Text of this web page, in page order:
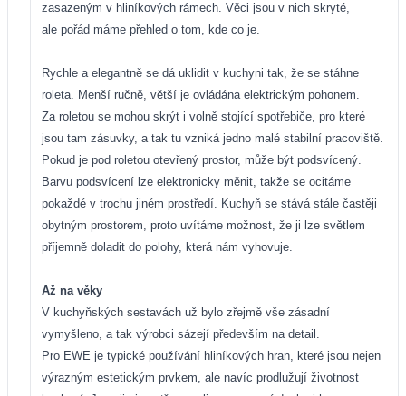
zasazeným v hliníkových rámech. Věci jsou v nich skryté,
ale pořád máme přehled o tom, kde co je.
Rychle a elegantně se dá uklidit v kuchyni tak, že se stáhne
roleta. Menší ručně, větší je ovládána elektrickým pohonem.
Za roletou se mohou skrýt i volně stojící spotřebiče, pro které
jsou tam zásuvky, a tak tu vzniká jedno malé stabilní pracoviště.
Pokud je pod roletou otevřený prostor, může být podsvícený.
Barvu podsvícení lze elektronicky měnit, takže se ocitáme
pokaždé v trochu jiném prostředí. Kuchyň se stává stále častěji
obytným prostorem, proto uvítáme možnost, že ji lze světlem
příjemně doladit do polohy, která nám vyhovuje.
Až na věky
V kuchyňských sestavách už bylo zřejmě vše zásadní
vymyšleno, a tak výrobci sázejí především na detail.
Pro EWE je typické používání hliníkových hran, které jsou nejen
výrazným estetickým prvkem, ale navíc prodlužují životnost